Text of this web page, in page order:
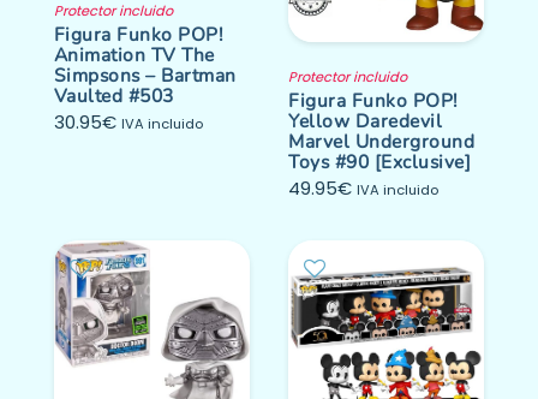
Protector incluido
Figura Funko POP!
Animation TV The
Simpsons – Bartman
Vaulted #503
30.95€ IVA incluido
Protector incluido
Figura Funko POP!
Yellow Daredevil
Marvel Underground
Toys #90 [Exclusive]
49.95€ IVA incluido